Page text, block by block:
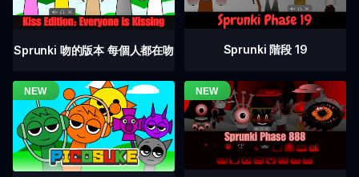
Sprunki 吻的版本 每個人都在吻 Sprunki 階段 19